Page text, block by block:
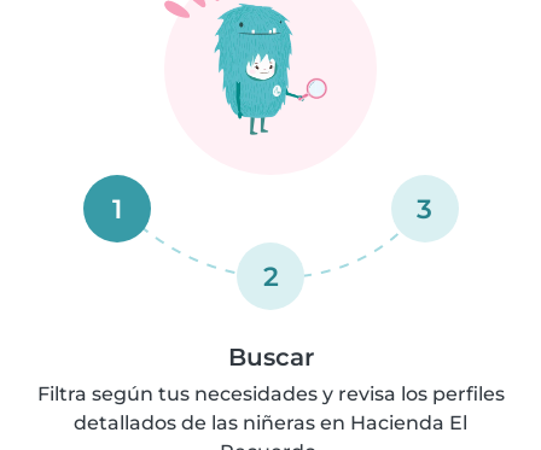
1
2
3
Buscar
Filtra según tus necesidades y revisa los perfiles
detallados de las niñeras en Hacienda El